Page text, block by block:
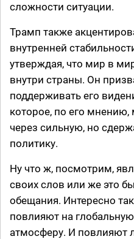
сложности ситуации.
Трамп также
внутренней
утверждая, что мир в
внутри страны. Он
поддерживать его
которое, по его мнению,
через сильную, но
политику.
Ну что ж, посмотрим,
своих слов или же это
обещания. Интересно
повлияют на
атмосферу. И повлияют